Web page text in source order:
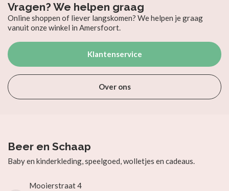
Vragen? We helpen graag
Online shoppen of liever langskomen? We helpen je graag
vanuit onze winkel in Amersfoort.
Klantenservice
Over ons
Beer en Schaap
Baby en kinderkleding, speelgoed, wolletjes en cadeaus.
Mooierstraat 4